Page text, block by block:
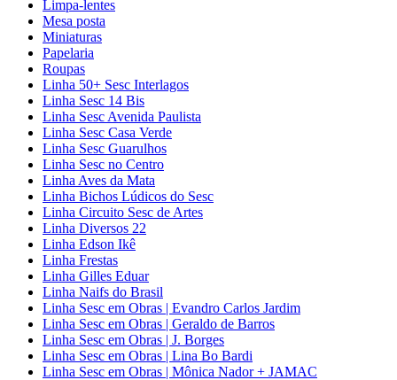
Limpa-lentes
Mesa posta
Miniaturas
Papelaria
Roupas
Linha 50+ Sesc Interlagos
Linha Sesc 14 Bis
Linha Sesc Avenida Paulista
Linha Sesc Casa Verde
Linha Sesc Guarulhos
Linha Sesc no Centro
Linha Aves da Mata
Linha Bichos Lúdicos do Sesc
Linha Circuito Sesc de Artes
Linha Diversos 22
Linha Edson Ikê
Linha Frestas
Linha Gilles Eduar
Linha Naifs do Brasil
Linha Sesc em Obras | Evandro Carlos Jardim
Linha Sesc em Obras | Geraldo de Barros
Linha Sesc em Obras | J. Borges
Linha Sesc em Obras | Lina Bo Bardi
Linha Sesc em Obras | Mônica Nador + JAMAC